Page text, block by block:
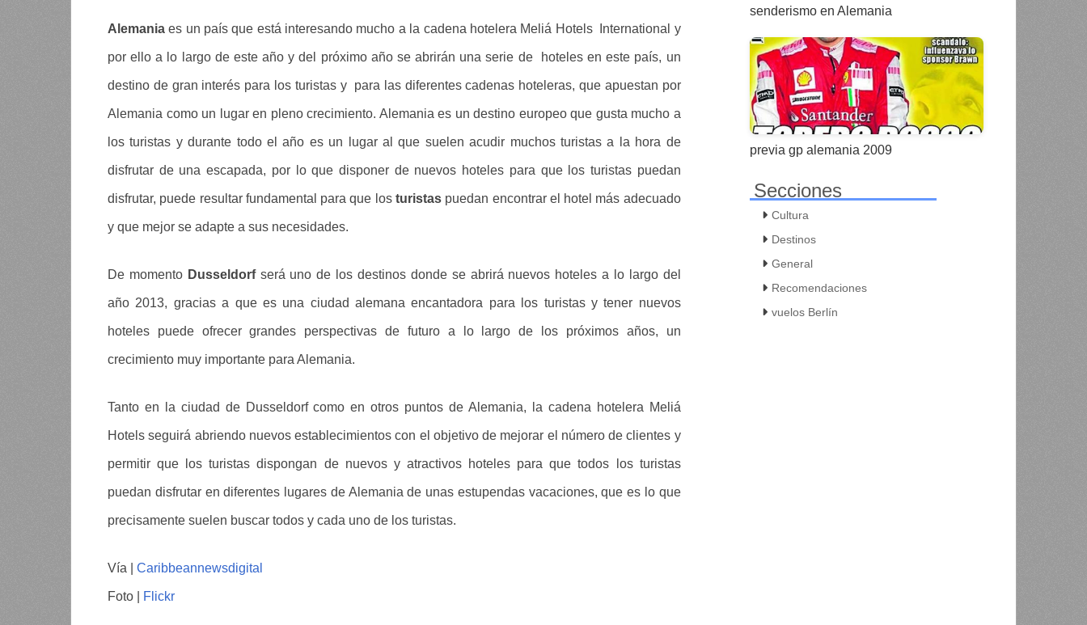
Alemaniaes un país que está interesando mucho a la cadena hotelera Meliá Hotels International y
por ello a lo largo de este año y del próximo año se abrirán una serie de hoteles en este país, un
destino de gran interés para los turistas y para las diferentes cadenas hoteleras, que apuestan por
Alemania como un lugar en pleno crecimiento. Alemania es un destino europeo que gusta mucho a
los turistas y durante todo el año es un lugar al que suelen acudir muchos turistas a la hora de
disfrutar de una escapada, por lo que disponer de nuevos hoteles para que los turistas puedan
disfrutar, puede resultar fundamental para que los turistaspuedan encontrar el hotel más adecuado
y que mejor se adapte a sus necesidades.
De momento Dusseldorfserá uno de los destinos donde se abrirá nuevos hoteles a lo largo del
año 2013, gracias a que es una ciudad alemana encantadora para los turistas y tener nuevos
hoteles puede ofrecer grandes perspectivas de futuro a lo largo de los próximos años, un
crecimiento muy importante para Alemania.
Tanto en la ciudad de Dusseldorf como en otros puntos de Alemania, la cadena hotelera Meliá
Hotels seguirá abriendo nuevos establecimientos con el objetivo de mejorar el número de clientes y
permitir que los turistas dispongan de nuevos y atractivos hoteles para que todos los turistas
puedan disfrutar en diferentes lugares de Alemania de unas estupendas vacaciones, que es lo que
precisamente suelen buscar todos y cada uno de los turistas.
Vía | Caribbeannewsdigital
Foto | Flickr
senderismo en Alemania
previa gp alemania 2009
Secciones
Cultura
Destinos
General
Recomendaciones
vuelos Berlín